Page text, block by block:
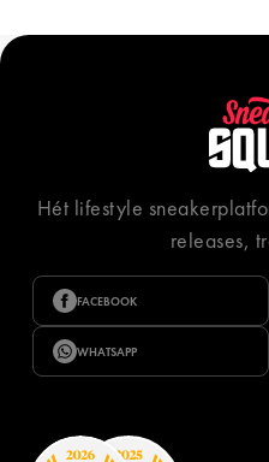
Hét lifestyle
releases,
FACEBOOK
WHATSAPP